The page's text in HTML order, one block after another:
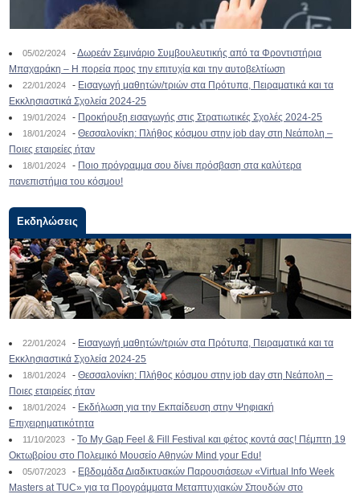
05/02/2024 -Δωρεάν Σεμινάριο Συμβουλευτικής από τα Φροντιστήρια
Μπαχαράκη – Η πορεία προς την επιτυχία και την αυτοβελτίωση
22/01/2024 - Εισαγωγή μαθητών/τριών στα Πρότυπα, Πειραματικά και τα
Εκκλησιαστικά Σχολεία 2024-25
19/01/2024 - Προκήρυξη εισαγωγής στις Στρατιωτικές Σχολές 2024-25
18/01/2024 -Θεσσαλονίκη: Πλήθος κόσμου στην job day στη Νεάπολη –
Ποιες εταιρείες ήταν
18/01/2024 - Ποιο πρόγραμμα σου δίνει πρόσβαση στα καλύτερα
πανεπιστήμια του κόσμου!
Εκδηλώσεις
22/01/2024 - Εισαγωγή μαθητών/τριών στα Πρότυπα, Πειραματικά και τα
Εκκλησιαστικά Σχολεία 2024-25
18/01/2024 -Θεσσαλονίκη: Πλήθος κόσμου στην job day στη Νεάπολη –
Ποιες εταιρείες ήταν
18/01/2024 - Εκδήλωση για την Εκπαίδευση στην Ψηφιακή
Επιχειρηματικότητα
11/10/2023 -To My Gap Feel & Fill Festival και φέτος κοντά σας! Πέμπτη 19
Οκτωβρίου στο Πολεμικό Μουσείο Αθηνών Mind your Edu!
05/07/2023 - Εβδομάδα Διαδικτυακών Παρουσιάσεων «Virtual Info Week
Masters at TUC» για τα Προγράμματα Μεταπτυχιακών Σπουδών στο